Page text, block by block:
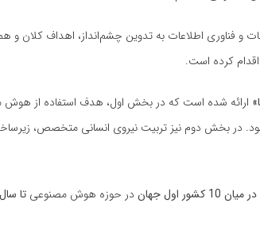
و فناوری اطلاعات به تدوین چشم‌انداز، اهداف کلان و
کرده است.
ارائه شده است که در بخش اول، هدف استفاده از
بخش دوم نیز تربیت نیروی انسانی متخصص،
اول جهان در حوزه هوش مصنوعی تا سال 1410